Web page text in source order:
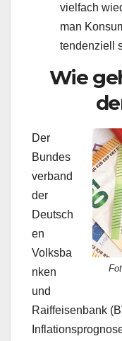
vielfach
man
tendenziell
Wie
Der
Bundes
verband
der
Deutsch
en
Volksba
nken
und
Raiffeisenbank